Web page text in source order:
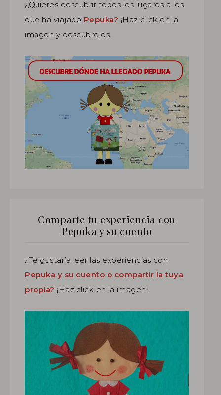
¿Quieres descubrir todos los lugares a los
que ha viajado Pepuka? ¡Haz click en la
imagen y descúbrelos!
Comparte tu experiencia con
Pepuka y su cuento
¿Te gustaría leer las experiencias con
Pepuka y su cuento o compartir la tuya
propia? ¡Haz click en la imagen!